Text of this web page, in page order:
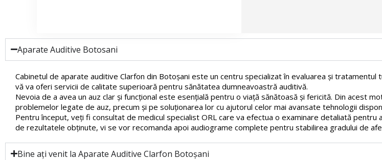
Aparate Auditive Botosani
Cabinetul de aparate auditive Clarfon din Botoșani este un centru specializat în evaluarea și
vă va oferi servicii de calitate superioară pentru sănătatea dumneavoastră auditivă.
Nevoia de a avea un auz clar și funcțional este esențială pentru o viață sănătoasă și fericită. Din acest
problemelor legate de auz, precum și pe soluționarea lor cu ajutorul celor mai avansate tehnologii
Pentru început, veți fi consultat de medicul specialist ORL care va efectua o examinare detaliată
de rezultatele obținute, vi se vor recomanda apoi audiograme complete pentru stabilirea gradului de
Bine ați venit la Aparate Auditive Clarfon Botoșani